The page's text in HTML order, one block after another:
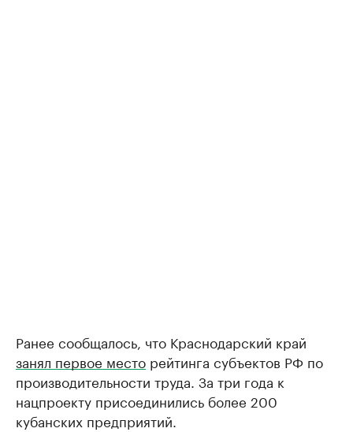
Ранее сообщалось, что Краснодарский край
занял первое место рейтинга субъектов РФ по
производительности труда. За три года к
нацпроекту присоединились более 200
кубанских предприятий.